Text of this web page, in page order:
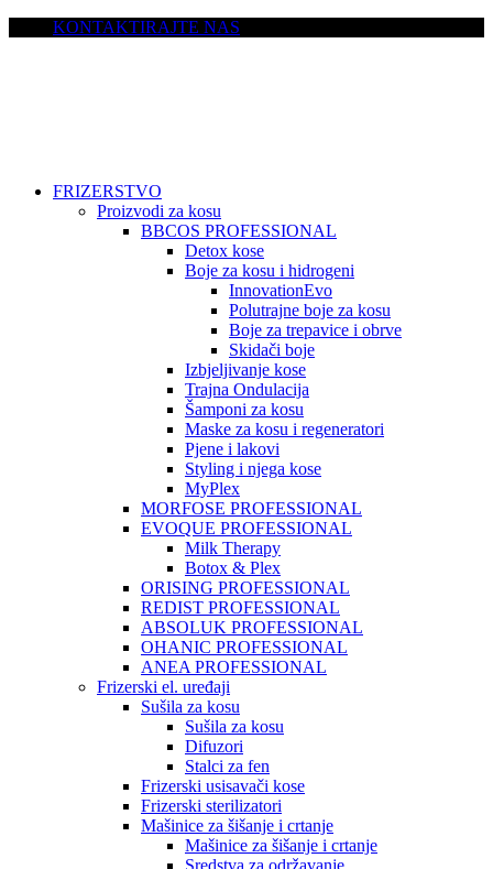
KONTAKTIRAJTE NAS
FRIZERSTVO
Proizvodi za kosu
BBCOS PROFESSIONAL
Detox kose
Boje za kosu i hidrogeni
InnovationEvo
Polutrajne boje za kosu
Boje za trepavice i obrve
Skidači boje
Izbjeljivanje kose
Trajna Ondulacija
Šamponi za kosu
Maske za kosu i regeneratori
Pjene i lakovi
Styling i njega kose
MyPlex
MORFOSE PROFESSIONAL
EVOQUE PROFESSIONAL
Milk Therapy
Botox & Plex
ORISING PROFESSIONAL
REDIST PROFESSIONAL
ABSOLUK PROFESSIONAL
OHANIC PROFESSIONAL
ANEA PROFESSIONAL
Frizerski el. uređaji
Sušila za kosu
Sušila za kosu
Difuzori
Stalci za fen
Frizerski usisavači kose
Frizerski sterilizatori
Mašinice za šišanje i crtanje
Mašinice za šišanje i crtanje
Sredstva za održavanje